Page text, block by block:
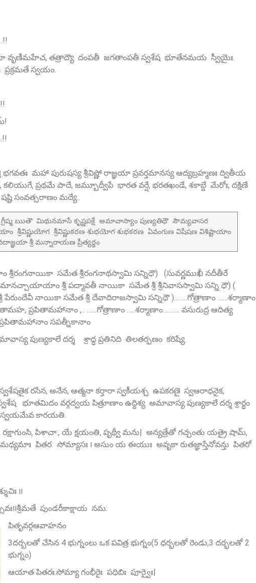
వృణీమహేచ, తత్రాద్యౌ దంపతీ జగతాంపతీ స్వశేష భూతేనమయ స్వీయైః.
స్వయం.
మహా పురుషస్య శ్రీవిష్ణో రాజ్ఞయా ప్రవర్తమానస్య ఆద్యబ్రహ్మణః ద్వితీయ
కలియుగే, ప్రథమే పాదే, జమ్బూద్వీపే భారత వర్షే, భరతఖండే, శకాబ్దే మేరోః, దక్షిణే
సంవత్సరాణం మద్యే..
ఋతౌ మిథునమాసే కృష్ణపక్షే అమావాస్యాం పుణ్యతిధౌ సౌమ్యవాసర
శ్రీవిష్ణుయోగ శ్రీవిష్ణుకరణ శుభయోగ శుభకరణ ఏవంగుణ విషేషణ విశిష్టాయాం
శ్రీ మన్నారాయణ ప్రీత్యర్థం
సమేత శ్రీరంగనాథస్వామి సన్నిధౌ) (సువర్ణముఖీ నదీతీరే
శ్రీ పద్మావతీ నాయికా సమేత శ్రీ శ్రీనివాసస్వామి సన్ని ధౌ) (
పేరుందేవీ నాయికా సమేత శ్రీ దేవాదిరాజస్వామి సన్నిధౌ )……..గోత్రాణాం ……శర్మాణాం
ప్రపితామహానాం ,.. ……గోత్రాణాం …..శర్మాణాం………. వసురుద్ర ఆదిత్య
సపత్నీకానాం
పుణ్యకాలే దర్శ శ్రాద్ధ ప్రతినిది తిలతర్పణం కరిష్యే.
రసేన, అనేన, ఆత్మనా కర్తారా స్వకీయశ్చ ఉపకరణై స్వఆరాధనైక,
భూతమిదం వర్గద్వయ పిత్రూణాం ఉద్దిశ్య అమావాస్య పుణ్యకాలే దర్శ శ్రార్ధం
స్వయమేవ కారయతి.
రక్షాగుంసి, పిశాచా:, యే క్షయంతి, పృథ్వీ మను| అన్యత్రేతో గచ్చంతు యత్రై షామ్‌,
పితర: సోమ్యాసః ౹ అసుం య ఈయుః అవృకా రుతజ్ఞాస్తేనోవన్తు పితరో
౹౹
పుండరీకాక్షాయ నమ:
పితృవర్గఆవాహనం
3దర్బలతో చేసిన 4 భుగ్నంలు ఒక పవిత్ర భుగ్నం(5 ధర్భలతో రెండు,3 దర్భలతో 2
భుగ్నం)
ఆయాత పితరః.సోమ్యా గంభీరైః పధిబిః పూర్వైః|